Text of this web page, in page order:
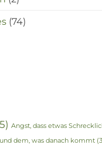
(74)
Angst, dass etwas
dem, was danach kommt